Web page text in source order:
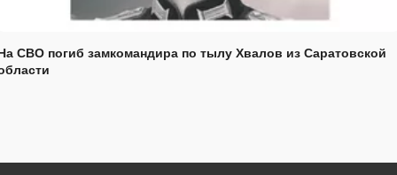
СВО погиб замкомандира по тылу Хвалов из Саратовской